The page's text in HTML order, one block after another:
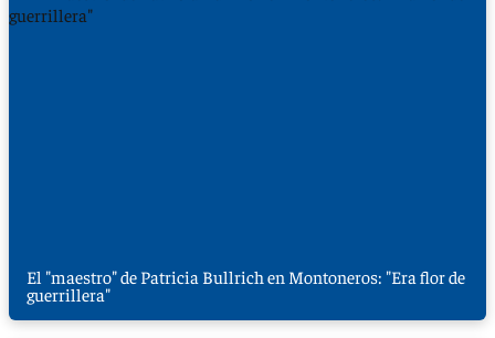
El "maestro" de Patricia Bullrich en Montoneros: "Era flor de
guerrillera"